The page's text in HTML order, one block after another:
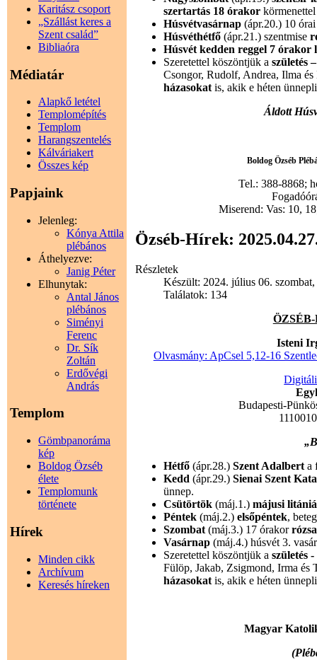
Karitász csoport
„Szállást keres a
Szent család”
Bibliaóra
Médiatár
Alapkő letétel
Templomépítés
Templom
Harangszentelés
Kálváriakert
Összes kép
Papjaink
Jelenleg:
Kónya Attila
plébános
Áthelyezve:
Janig Péter
Elhunytak:
Antal János
plébános
Siményi
Ferenc
Dr. Sík
Zoltán
Erdővégi
András
Templom
Gömbpanoráma
kép
Boldog Özséb
élete
Templomunk
története
Hírek
Minden cikk
Archívum
Keresés híreken
szertartás 18 órakor
Húsvétvasárnap(ápr.20.) 10
Húsvéthétfő(ápr.21.) szentmise
Húsvét kedden reggel 7 órakor
Szeretettel köszöntjük aszületés
Csongor, Rudolf, Andrea, Ilma
házasokat is, akik e héten
Áldott
Boldog Özséb
Tel.: 388-8868;
Miserend: Vas: 10,
Özséb-Hírek:
Részletek
Készült: 2024. július 06.
Találatok: 134
ÖZSÉB-
Isteni
Olvasmány: ApCsel 5,12-16
Budapesti-
Hétfő(ápr.28.)Szent Adalbert a
Kedd(ápr.29.)Sienai Szent
ünnep.
Csütörtök(máj.1.)májusi
Péntek(máj.2.)elsőpéntek,
Szombat(máj.3.) 17 órakor
Vasárnap(máj.4.) húsvét 3.
Szeretettel köszöntjük aszületés
Fülöp, Jakab, Zsigmond, Irma és
házasokat is, akik e héten
Magyar